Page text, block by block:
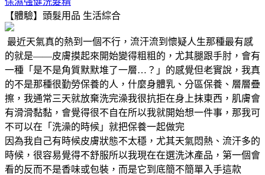
【體驗】頭髮用品 生活綜合
最近天氣真的熱到一個不行，流汗流到懷疑人生那種最有感
的就是——皮膚摸起來開始變得粗粗的，尤其腿跟手肘，會有
一種「是不是角質默默堆了一層…？」的感覺但老實說，我真
的不是那種很勤勞保養的人，什麼身體乳、分區保養、層層疊
擦，我通常三天就放棄洗完澡我很抗拒在身上抹東西，肌膚會
有滑滑黏黏，會覺得很不自在所以我就開始想一件事，那我可
不可以在「洗澡的時候」就把保養一起做完
因為我自己有時候皮膚狀態不太穩，尤其天氣悶熱、流汗多的
時候，很容易覺得不舒服所以我現在在選洗沐產品，第一個會
看的反而不是香味或包裝，而是它到底簡不簡單入手這款